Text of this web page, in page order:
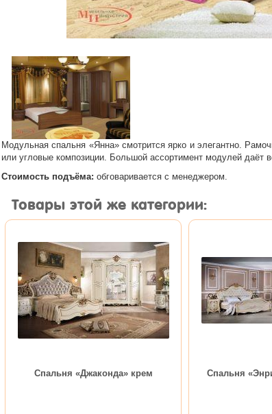
Модульная спальня «Янна» смотрится ярко и элегантно.
или угловые композиции. Большой ассортимент модулей
Стоимость подъёма: обговаривается с менеджером.
Товары этой же категории:
Спальня «Джаконда» крем Спальня